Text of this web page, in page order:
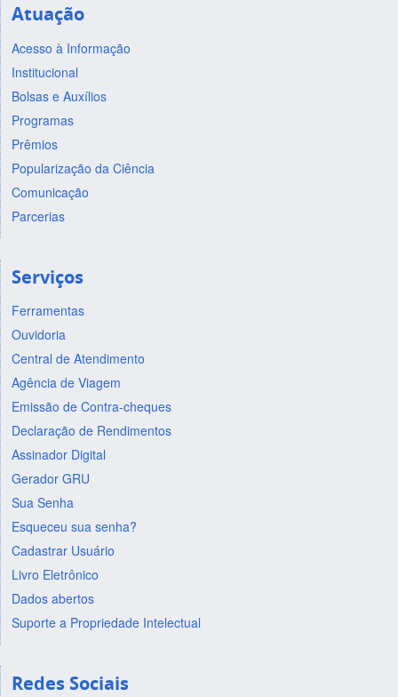
Atuação
Acesso à Informação
Institucional
Bolsas e Auxílios
Programas
Prêmios
Popularização da Ciência
Comunicação
Parcerias
Serviços
Ferramentas
Ouvidoria
Central de Atendimento
Agência de Viagem
Emissão de Contra-cheques
Declaração de Rendimentos
Assinador Digital
Gerador GRU
Sua Senha
Esqueceu sua senha?
Cadastrar Usuário
Livro Eletrônico
Dados abertos
Suporte a Propriedade Intelectual
Redes Sociais